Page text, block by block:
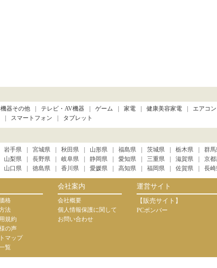
器その他 テレビ・AV機器 ゲーム 家電 健康美容家電 エアコ
スマートフォン タブレット
岩手県 宮城県 秋田県 山形県 福島県 茨城県 栃木県 群
山梨県 長野県 岐阜県 静岡県 愛知県 三重県 滋賀県 京
山口県 徳島県 香川県 愛媛県 高知県 福岡県 佐賀県 長
格
法
規約
の声
マップ
覧
会社案内
会社概要
個人情報保護に関して
お問い合わせ
運営サイト
【販売サイト】
PCボンバー